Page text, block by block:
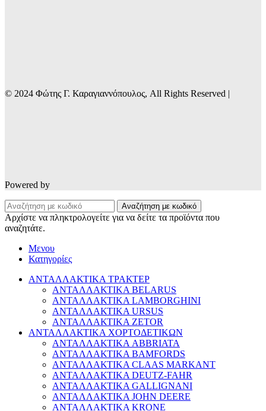
© 2024 Φώτης Γ. Καραγιαννόπουλος, All Rights Reserved |
Powered by
Αναζήτηση με κωδικό
Αρχίστε να πληκτρολογείτε για να δείτε τα προϊόντα που
αναζητάτε.
Μενου
Κατηγορίες
ΑΝΤΑΛΛΑΚΤΙΚΑ ΤΡΑΚΤΕΡ
ΑΝΤΑΛΛΑΚΤΙΚΑ BELARUS
ΑΝΤΑΛΛΑΚΤΙΚΑ LAMBORGHINI
ΑΝΤΑΛΛΑΚΤΙΚΑ URSUS
ΑΝΤΑΛΛΑΚΤΙΚΑ ZETOR
ΑΝΤΑΛΛΑΚΤΙΚΑ ΧΟΡΤΟΔΕΤΙΚΩΝ
ΑΝΤΑΛΛΑΚΤΙΚΑ ABBRIATA
ΑΝΤΑΛΛΑΚΤΙΚΑ BAMFORDS
ΑΝΤΑΛΛΑΚΤΙΚΑ CLAAS MARKANT
ΑΝΤΑΛΛΑΚΤΙΚΑ DEUTZ-FAHR
ΑΝΤΑΛΛΑΚΤΙΚΑ GALLIGNANI
ΑΝΤΑΛΛΑΚΤΙΚΑ JOHN DEERE
ΑΝΤΑΛΛΑΚΤΙΚΑ KRONE